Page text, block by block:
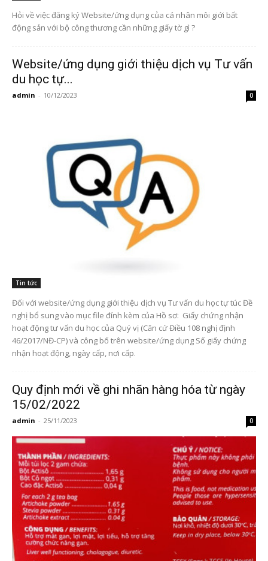
Hỏi về việc đăng ký Website/ứng dụng của cá nhân môi giới bất
động sản với bộ công thương cần những giấy tờ gì ?
Website/ứng dụng giới thiệu dịch vụ Tư vấn
du học tự...
admin - 10/12/2023 0
Tin tức
Đối với website/ứng dụng giới thiệu dịch vụ Tư vấn du học tự túc Đề
nghị bổ sung vào mục file đính kèm của Hồ sơ: Giấy chứng nhận
hoạt động tư vấn du học của Quý vị (Căn cứ Điều 108 nghị định
46/2017/NĐ-CP) và công bố trên website/ứng dụng Số giấy chứng
nhận hoạt động, ngày cấp, nơi cấp.
Quy định mới về ghi nhãn hàng hóa từ ngày
15/02/2022
admin - 25/11/2023 0